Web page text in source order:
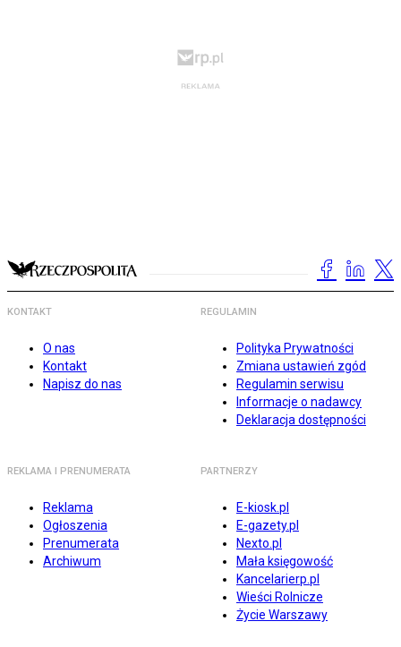
KONTAKT
O nas
Kontakt
Napisz do nas
REGULAMIN
Polityka Prywatności
Zmiana ustawień zgód
Regulamin serwisu
Informacje o nadawcy
Deklaracja dostępności
REKLAMA I PRENUMERATA
Reklama
Ogłoszenia
Prenumerata
Archiwum
PARTNERZY
E-kiosk.pl
E-gazety.pl
Nexto.pl
Mała księgowość
Kancelarierp.pl
Wieści Rolnicze
Życie Warszawy